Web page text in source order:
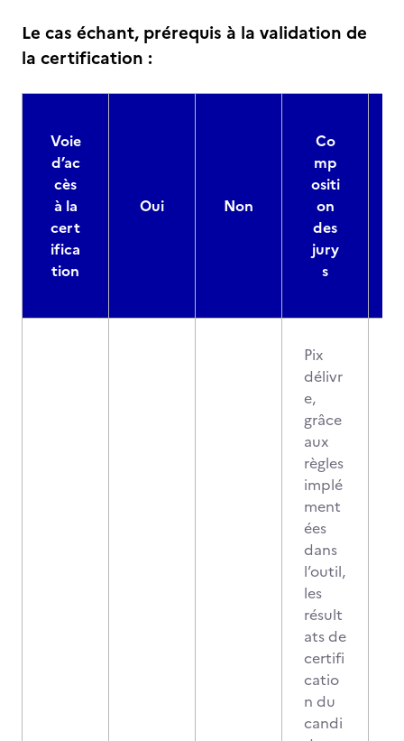
Le cas échant, prérequis à la validation de
la certification :
Voie
d’ac
cès
à la
cert
ifica
tion
Oui Non
Co
mp
ositi
on
des
jury
s
Pix
délivr
e,
grâce
aux
règles
implé
ment
ées
dans
l’outil,
les
résult
ats de
certifi
catio
n du
candi